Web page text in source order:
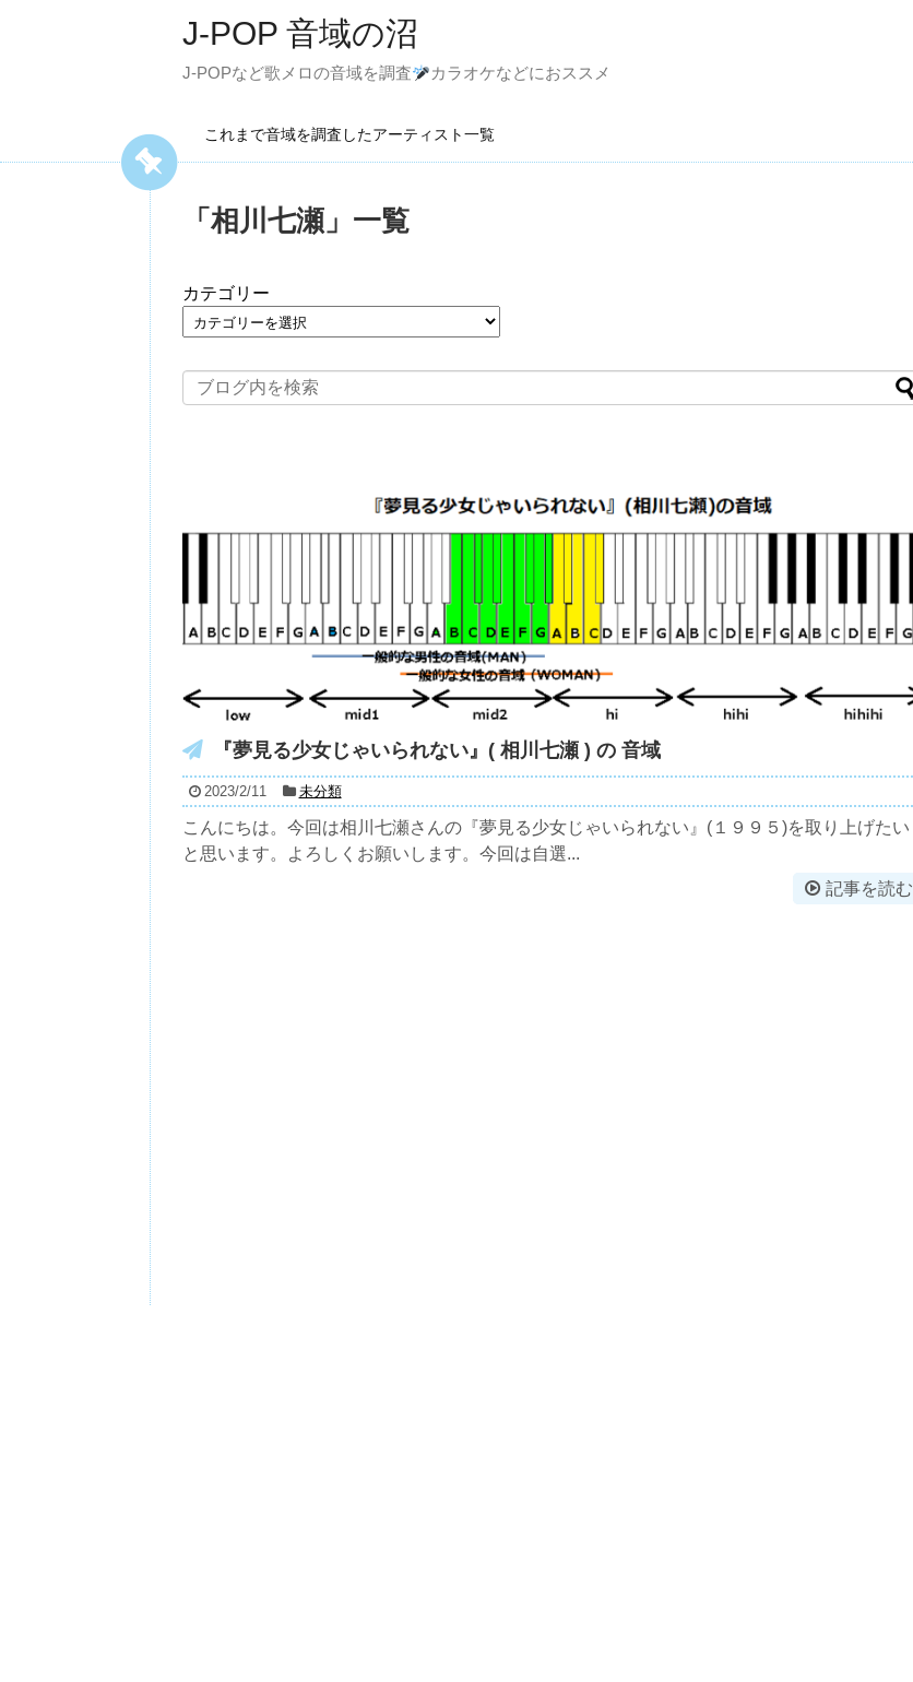
J-POP 音域の沼
J-POPなど歌メロの音域を調査 カラオケなどにおススメ
これまで音域を調査したアーティスト一覧
「 相川七瀬 」 一覧
カテゴリー
『夢見る少女じゃいられない』( 相川七瀬 ) の 音域
2023/2/11 未分類
こんにちは。今回は相川七瀬さんの『夢見る少女じゃいられない』(１９９５)を取り上げたい
と思います。よろしくお願いします。今回は自選...
記事を読む